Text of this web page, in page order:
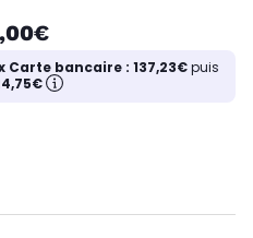
Carte bancaire : 137,23€puis